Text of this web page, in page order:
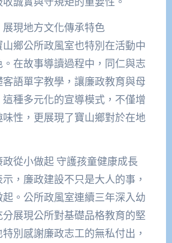
現地方文化傳承特色
鄉公所政風室也特別在活動中
在故事導讀過程中，同仁與志
語單字教學，讓廉政教育與母
種多元化的宣導模式，不僅增
性，更展現了寶山鄉對於在地
從小做起 守護孩童健康成長
，廉政建設不只是大人的事，
。公所政風室連續三年深入幼
展現公所對基礎品格教育的堅
別感謝廉政志工的無私付出，